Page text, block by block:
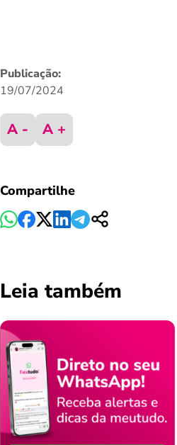
Publicação:
19/07/2024
A - A +
Compartilhe
Leia também